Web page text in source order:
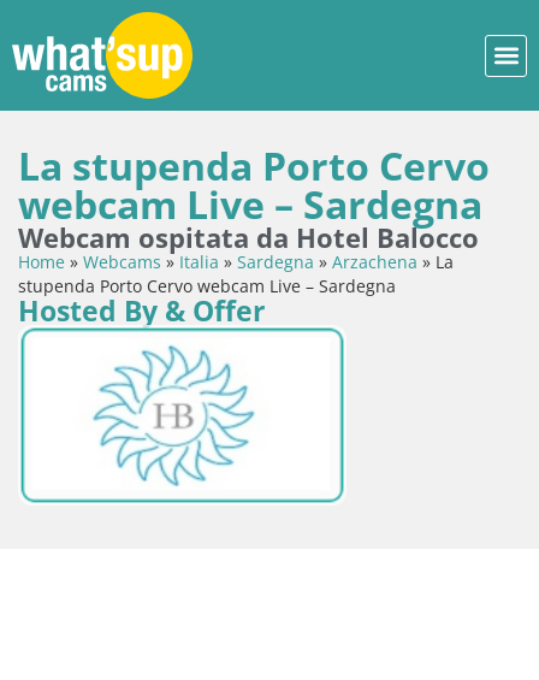
La stupenda Porto Cervo
webcam Live – Sardegna
Webcam ospitata da Hotel Balocco
Home » Webcams » Italia » Sardegna » Arzachena » La
stupenda Porto Cervo webcam Live – Sardegna
Hosted By & Offer